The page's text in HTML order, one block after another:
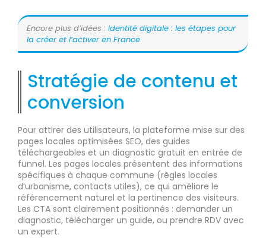
Encore plus d’idées : Identité digitale : les étapes pour
la créer et l’activer en France
Stratégie de contenu et
conversion
Pour attirer des utilisateurs, la plateforme mise sur des
pages locales optimisées SEO, des guides
téléchargeables et un diagnostic gratuit en entrée de
funnel. Les pages locales présentent des informations
spécifiques à chaque commune (règles locales
d’urbanisme, contacts utiles), ce qui améliore le
référencement naturel et la pertinence des visiteurs.
Les CTA sont clairement positionnés : demander un
diagnostic, télécharger un guide, ou prendre RDV avec
un expert.